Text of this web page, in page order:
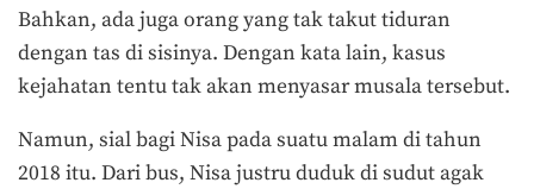
Bahkan, ada juga orang yang tak takut tiduran
dengan tas di sisinya. Dengan kata lain, kasus
kejahatan tentu tak akan menyasar musala tersebut.
Namun, sial bagi Nisa pada suatu malam di tahun
2018 itu. Dari bus, Nisa justru duduk di sudut agak